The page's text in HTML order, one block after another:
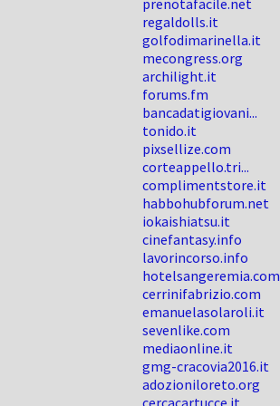
prenotafacile.net
regaldolls.it
golfodimarinella.it
mecongress.org
archilight.it
forums.fm
bancadatigiovani...
tonido.it
pixsellize.com
corteappello.tri...
complimentstore.it
habbohubforum.net
iokaishiatsu.it
cinefantasy.info
lavorincorso.info
hotelsangeremia.com
cerrinifabrizio.com
emanuelasolaroli.it
sevenlike.com
mediaonline.it
gmg-cracovia2016.it
adozioniloreto.org
cercacartucce.it